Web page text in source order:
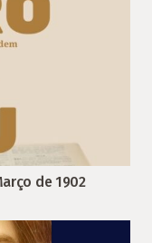
de 1902